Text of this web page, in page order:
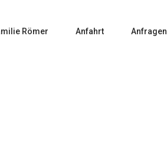
Römer Anfahrt Anfragen